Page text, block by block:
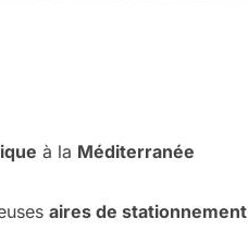
à la Méditerranée
aires de stationnement